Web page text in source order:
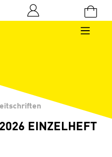
0 Produkte auf dem Merkzettel
EINZELHEFT